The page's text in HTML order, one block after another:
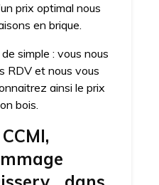
prix optimal nous
en brique.
simple : vous nous
RDV et nous vous
ainsi le prix
bois.